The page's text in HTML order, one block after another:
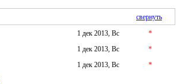
свернуть
1 дек 2013, Вс
*
1 дек 2013, Вс
*
1 дек 2013, Вс *